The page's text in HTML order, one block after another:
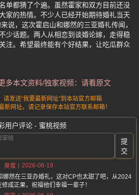
单都猜了个遍。虽然霍家和双方目前还没
家的热情。不少人已经开始期待婚礼当天
说，这次霍启山和娜然的三亚婚礼传闻，
少话题。两人从相恋到谈婚论嫁，走得稳
注。希望最终能有个好结果，让吃瓜群众
多本文资料/独家视频：请看原文
发送“我要最新网址”到本站官方邮箱
新网址。请记录保存本站官方联系邮箱！
用户评论 - 蜜桃视频
提
交
臭蛋
2026-06-19
娜然在三亚办婚礼，这对CP也太甜了吧，从2024
成正果，祝福他们幸福一辈子！